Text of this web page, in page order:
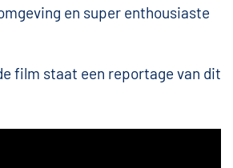
en super enthousiaste
film staat een reportage van dit